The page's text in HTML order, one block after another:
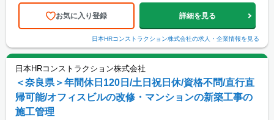
お気に入り登録 詳細を見る
日本HRコンストラクション株式会社の求人・企業情報を見る
日本HRコンストラクション株式会社
＜奈良県＞年間休日120日/土日祝日休/資格不問/直行直
帰可能/オフィスビルの改修・マンションの新築工事の
施工管理